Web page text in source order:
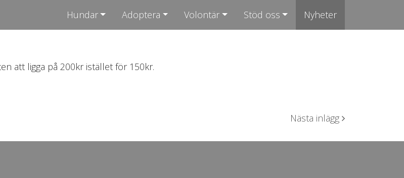
Hundar Adoptera Volontär Stöd oss Nyheter
att ligga på 200kr istället för 150kr.
Nästa inlägg